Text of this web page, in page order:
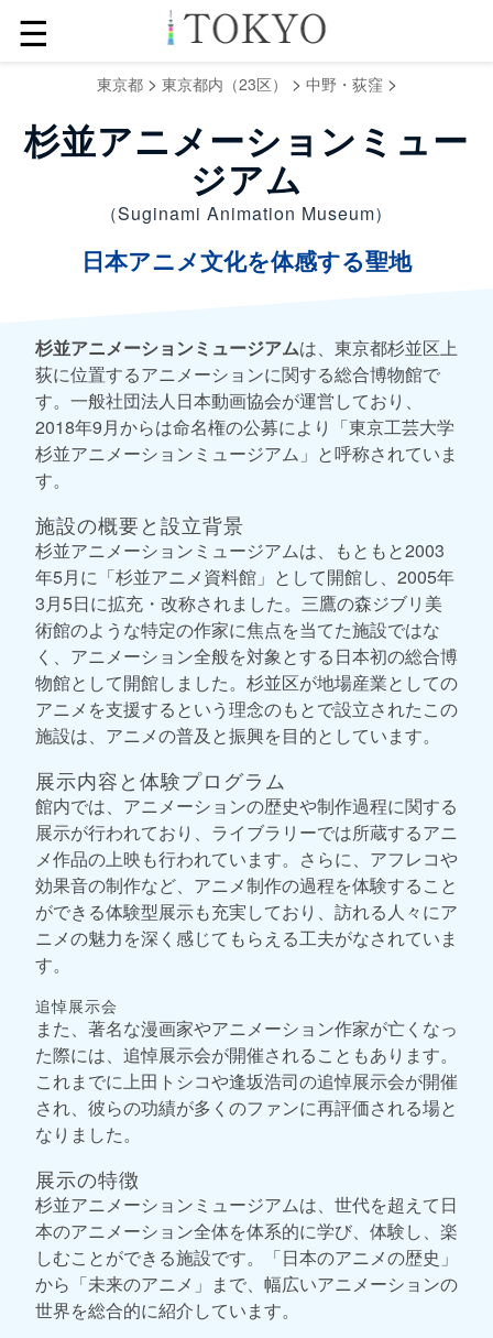
☰
東京都> 東京都内（23区） > 中野・荻窪 >
杉並アニメーションミュー
ジアム
（Suginami Animation Museum）
日本アニメ文化を体感する聖地
杉並アニメーションミュージアムは、東京都杉並区上
荻に位置するアニメーションに関する総合博物館で
す。一般社団法人日本動画協会が運営しており、
2018年9月からは命名権の公募により「東京工芸大学
杉並アニメーションミュージアム」と呼称されていま
す。
施設の概要と設立背景
杉並アニメーションミュージアムは、もともと2003
年5月に「杉並アニメ資料館」として開館し、2005年
3月5日に拡充・改称されました。三鷹の森ジブリ美
術館のような特定の作家に焦点を当てた施設ではな
く、アニメーション全般を対象とする日本初の総合博
物館として開館しました。杉並区が地場産業としての
アニメを支援するという理念のもとで設立されたこの
施設は、アニメの普及と振興を目的としています。
展示内容と体験プログラム
館内では、アニメーションの歴史や制作過程に関する
展示が行われており、ライブラリーでは所蔵するアニ
メ作品の上映も行われています。さらに、アフレコや
効果音の制作など、アニメ制作の過程を体験すること
ができる体験型展示も充実しており、訪れる人々にア
ニメの魅力を深く感じてもらえる工夫がなされていま
す。
追悼展示会
また、著名な漫画家やアニメーション作家が亡くなっ
た際には、追悼展示会が開催されることもあります。
これまでに上田トシコや逢坂浩司の追悼展示会が開催
され、彼らの功績が多くのファンに再評価される場と
なりました。
展示の特徴
杉並アニメーションミュージアムは、世代を超えて日
本のアニメーション全体を体系的に学び、体験し、楽
しむことができる施設です。「日本のアニメの歴史」
から「未来のアニメ」まで、幅広いアニメーションの
世界を総合的に紹介しています。